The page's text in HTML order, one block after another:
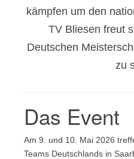
kämpfen um den
TV Bliesen freut
Deutschen
zu
Das Event
Am 9. und 10. Mai 2026
Teams Deutschlands in